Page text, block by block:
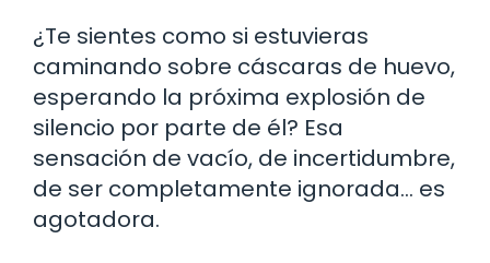
¿Te sientes como si estuvieras
caminando sobre cáscaras de huevo,
esperando la próxima explosión de
silencio por parte de él? Esa
sensación de vacío, de incertidumbre,
de ser completamente ignorada… es
agotadora.